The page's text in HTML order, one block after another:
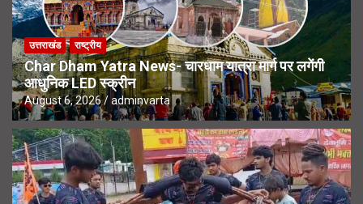
उत्तराखंड राष्ट्रीय
Char Dham Yatra News- चारधाम यात्रा मार्ग पर लगेंगी
आधुनिक LED स्क्रीन
August 6, 2026 adminvarta